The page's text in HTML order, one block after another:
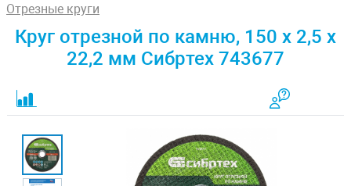
Отрезные круги
Круг отрезной по камню, 150 х 2,5 х
22,2 мм Сибртех 743677